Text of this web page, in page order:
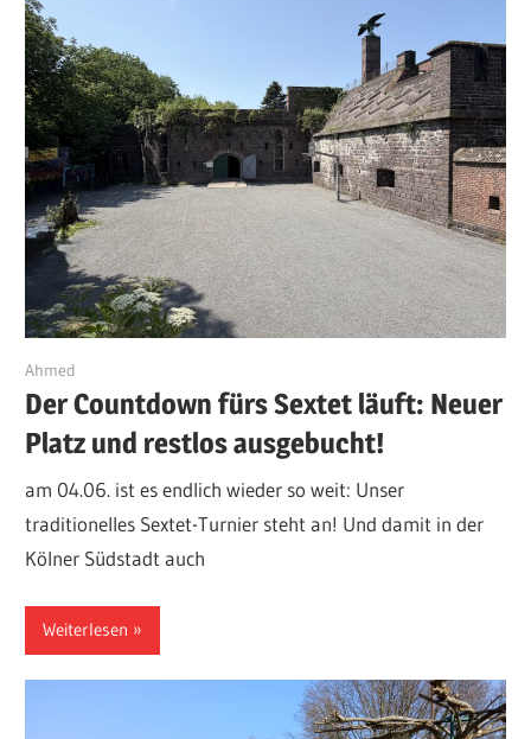
29. Mai 2026
Ahmed
Der Countdown fürs Sextet läuft: Neuer
Platz und restlos ausgebucht!
am 04.06. ist es endlich wieder so weit: Unser
traditionelles Sextet-Turnier steht an! Und damit in der
Kölner Südstadt auch
Weiterlesen